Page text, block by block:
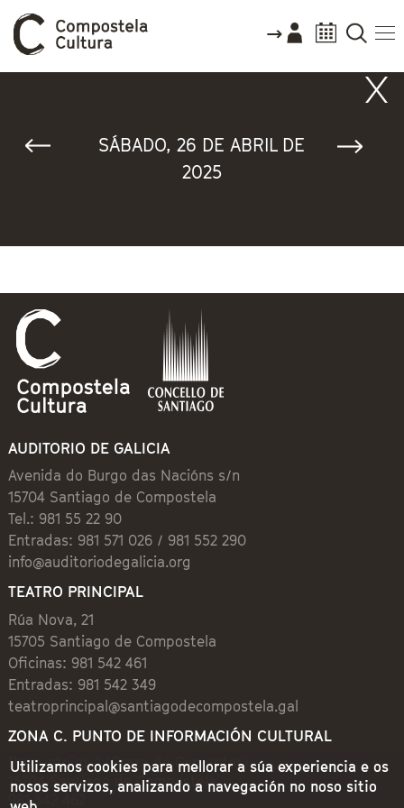
SÁBADO, 26 DE ABRIL DE
2025
AUDITORIO DE GALICIA
Avenida do Burgo das Nacións s/n
15704 Santiago de Compostela
Tel.: 981 55 22 90
Entradas: 981 571 026 / 981 552 290
info@auditoriodegalicia.org
TEATRO PRINCIPAL
Rúa Nova, 21
15705 Santiago de Compostela
Oficinas: 981 542 461
Entradas: 981 542 349
teatroprincipal@santiagodecompostela.gal
ZONA C. PUNTO DE INFORMACIÓN CULTURAL
Preguntoiro, 1 (Praza de Cervantes)
15704 Santiago de Compostela
981 542 462
Utilizamos cookies para mellorar a súa experiencia e os
nosos servizos, analizando a navegación no noso sitio